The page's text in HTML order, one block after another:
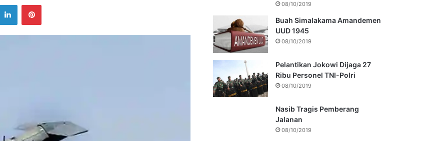
LinkedInPinterest 08/10/2019
Buah Simalakama Amandemen
UUD 1945
08/10/2019
Pelantikan Jokowi Dijaga 27
Ribu Personel TNI-Polri
08/10/2019
Nasib Tragis Pemberang
Jalanan
08/10/2019